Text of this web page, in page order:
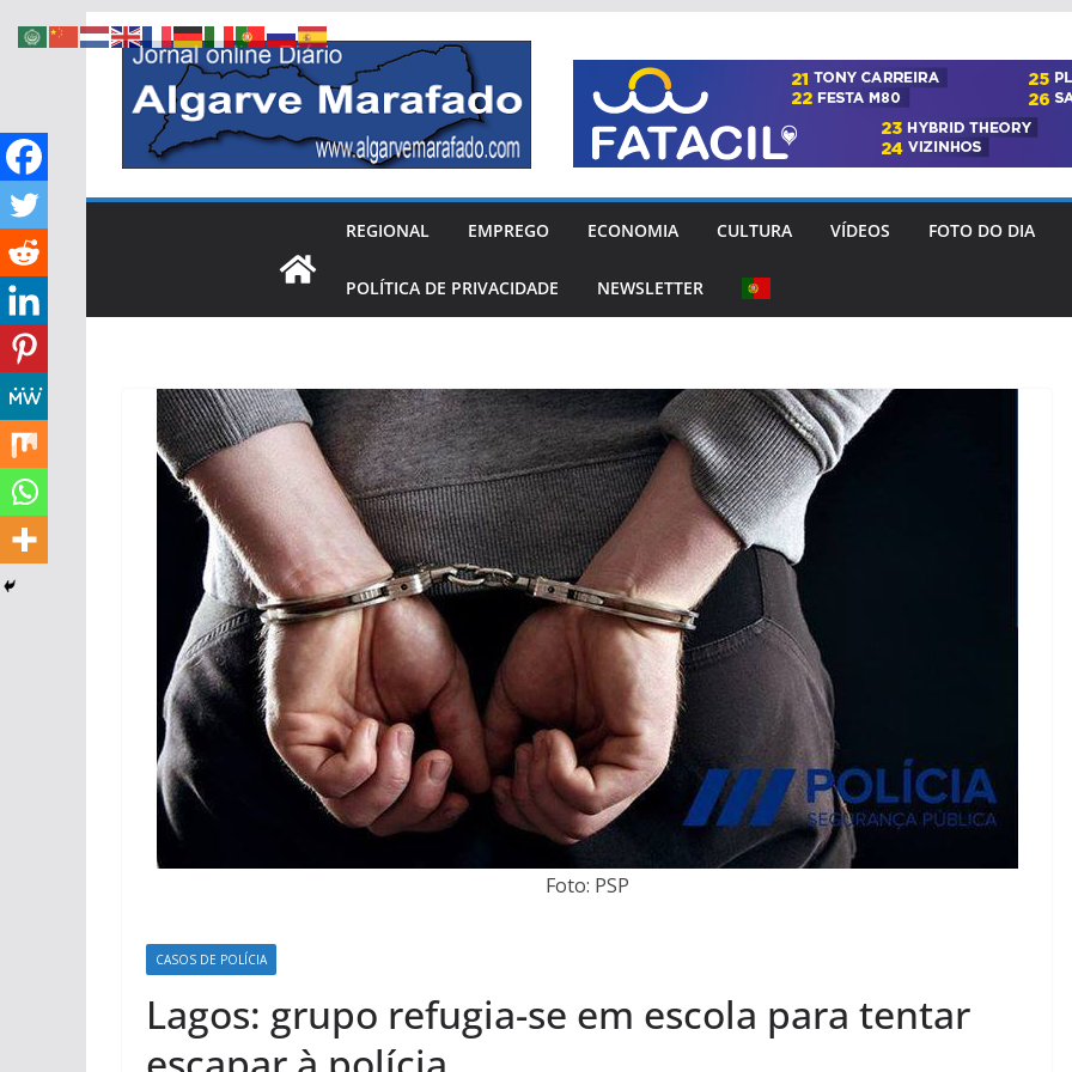
Skip
content
REGIONAL EMPREGO ECONOMIA CULTURA VÍDEOS FOTO DO DIA
POLÍTICA DE PRIVACIDADE NEWSLETTER
Foto: PSP
CASOS DE POLÍCIA
Lagos: grupo refugia-se em escola para tentar